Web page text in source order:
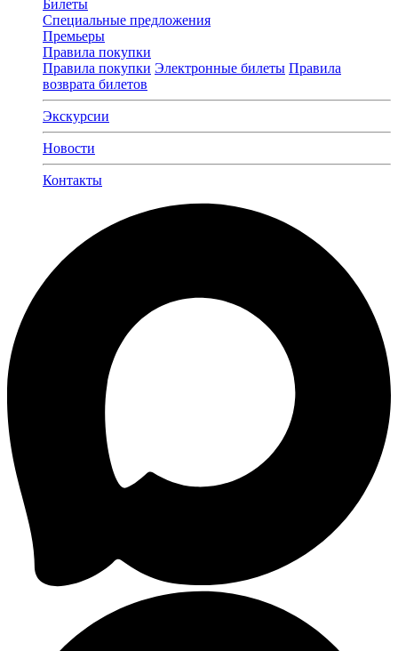
Билеты
Специальные предложения
Премьеры
Правила покупки
Правила покупки Электронные билеты Правила
возврата билетов
Экскурсии
Новости
Контакты